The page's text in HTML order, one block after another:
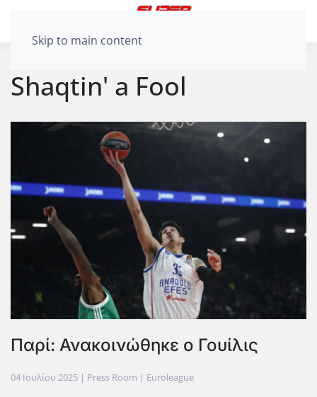
Skip to main content
Shaqtin' a Fool
Παρί: Ανακοινώθηκε ο Γουίλις
04 Ιουλίου 2025 | Press Room | Euroleague